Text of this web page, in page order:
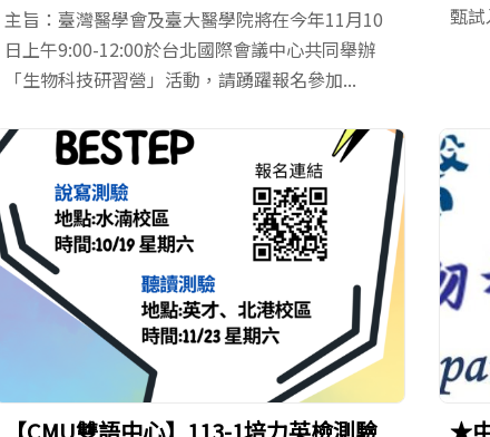
主旨：臺灣醫學會及臺大醫學院將在今年11月10
日上午9:00-12:00於台北國際會議中心共同舉辦
「生物科技研習營」活動，請踴躍報名參加...
甄